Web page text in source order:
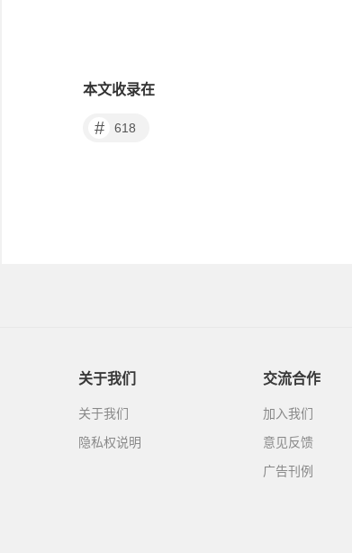
本文收录在
# 618
关于我们
关于我们
隐私权说明
交流合作
加入我们
意见反馈
广告刊例